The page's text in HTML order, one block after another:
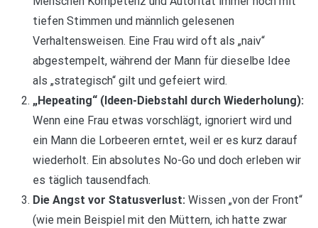
tiefen Stimmen und männlich gelesenen
Verhaltensweisen. Eine Frau wird oft als „naiv“
abgestempelt, während der Mann für dieselbe Idee
als „strategisch“ gilt und gefeiert wird.
„Hepeating“ (Ideen-Diebstahl durch Wiederholung):
Wenn eine Frau etwas vorschlägt, ignoriert wird und
ein Mann die Lorbeeren erntet, weil er es kurz darauf
wiederholt. Ein absolutes No-Go und doch erleben wir
es täglich tausendfach.
Die Angst vor Statusverlust: Wissen „von der Front“
(wie mein Beispiel mit den Müttern, ich hatte zwar